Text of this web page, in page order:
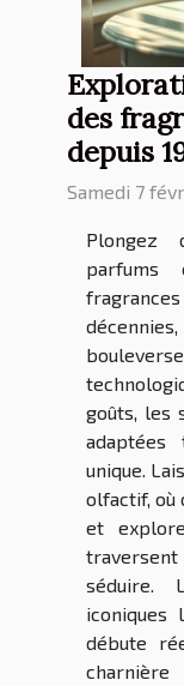
des
depuis
Samedi 7
Plongez
parfums
goûts, les
unique.
olfactif, où
et
séduire.
iconiques
débute